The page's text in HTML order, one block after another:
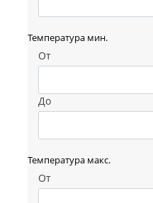
Температура мин.
От
До
Температура макс.
От